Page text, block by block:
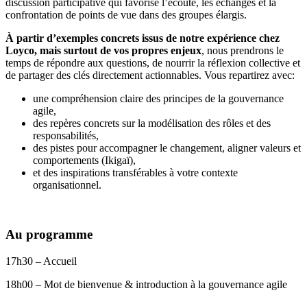
confrontation de points de vue dans des groupes élargis.
À partir d’exemples concrets issus de notre expérience chez
Loyco, mais surtout de vos propres enjeux, nous prendrons le
temps de répondre aux questions, de nourrir la réflexion collective et
de partager des clés directement actionnables. Vous repartirez avec:
une compréhension claire des principes de la gouvernance
agile,
des repères concrets sur la modélisation des rôles et des
responsabilités,
des pistes pour accompagner le changement, aligner valeurs et
comportements (Ikigaï),
et des inspirations transférables à votre contexte
organisationnel.
Au programme
17h30 – Accueil
18h00 – Mot de bienvenue & introduction à la gouvernance agile